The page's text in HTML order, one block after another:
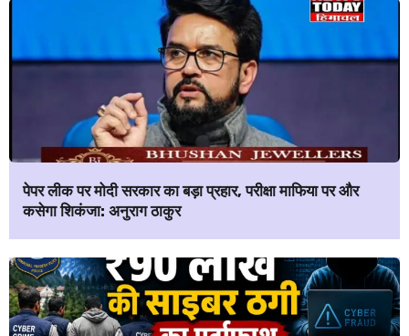
पेपर लीक पर मोदी सरकार का बड़ा प्रहार, परीक्षा माफिया पर और
कसेगा शिकंजा: अनुराग ठाकुर